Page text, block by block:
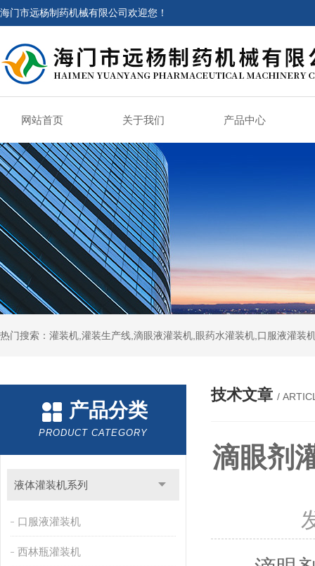
海门市远杨制药机械有限公司欢迎您！
网站首页 关于我们 产品中心
热门搜索：灌装机,灌装生产线,滴眼液灌装机,眼药水灌装机,口服液灌装
产品分类
PRODUCT CATEGORY
液体灌装机系列
口服液灌装机
西林瓶灌装机
技术文章 /
滴眼剂